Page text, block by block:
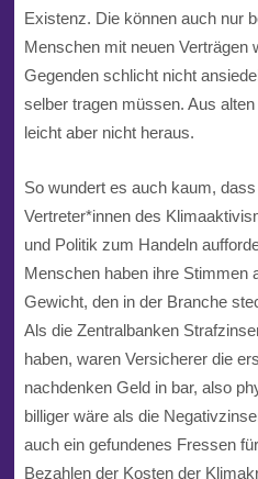
Existenz. Die können auch nur
Menschen mit neuen Verträgen
Gegenden schlicht nicht
selber tragen müssen. Aus
leicht aber nicht heraus.
So wundert es auch kaum,
Vertreter*innen des
und Politik zum Handeln
Menschen haben ihre Stimmen
Gewicht, den in der Branche
Als die Zentralbanken
haben, waren Versicherer die
nachdenken Geld in bar, also
billiger wäre als die
auch ein gefundenes Fressen
Bezahlen der Kosten der